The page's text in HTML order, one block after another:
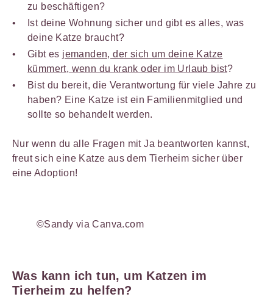
zu beschäftigen?
Ist deine Wohnung sicher und gibt es alles, was
deine Katze braucht?
Gibt es jemanden, der sich um deine Katze
kümmert, wenn du krank oder im Urlaub bist?
Bist du bereit, die Verantwortung für viele Jahre zu
haben? Eine Katze ist ein Familienmitglied und
sollte so behandelt werden.
Nur wenn du alle Fragen mit Ja beantworten kannst,
freut sich eine Katze aus dem Tierheim sicher über
eine Adoption!
©Sandy via Canva.com
Was kann ich tun, um Katzen im
Tierheim zu helfen?